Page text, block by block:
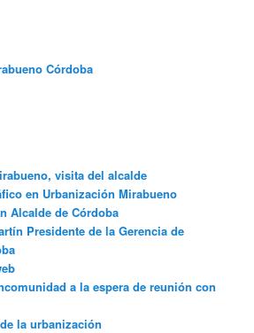
Córdoba
visita del alcalde
en Urbanización Mirabueno
Alcalde de Córdoba
Presidente de la Gerencia de
a la espera de reunión con
la urbanización